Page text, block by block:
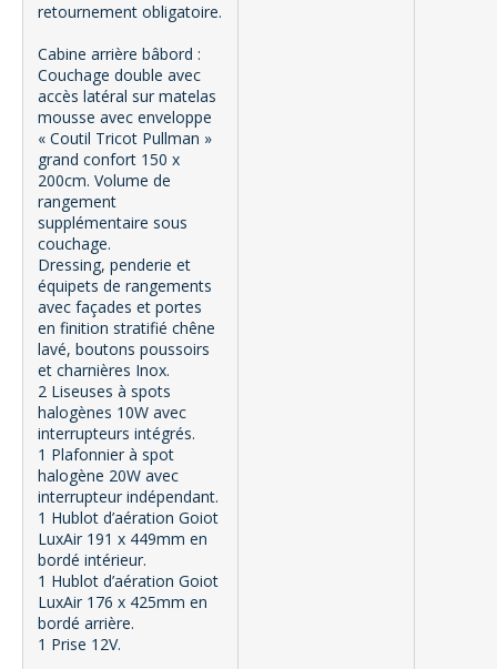
retournement obligatoire.
Cabine arrière bâbord :
Couchage double avec
accès latéral sur matelas
mousse avec enveloppe
« Coutil Tricot Pullman »
grand confort 150 x
200cm. Volume de
rangement
supplémentaire sous
couchage.
Dressing, penderie et
équipets de rangements
avec façades et portes
en finition stratifié chêne
lavé, boutons poussoirs
et charnières Inox.
2 Liseuses à spots
halogènes 10W avec
interrupteurs intégrés.
1 Plafonnier à spot
halogène 20W avec
interrupteur indépendant.
1 Hublot d’aération Goiot
LuxAir 191 x 449mm en
bordé intérieur.
1 Hublot d’aération Goiot
LuxAir 176 x 425mm en
bordé arrière.
1 Prise 12V.